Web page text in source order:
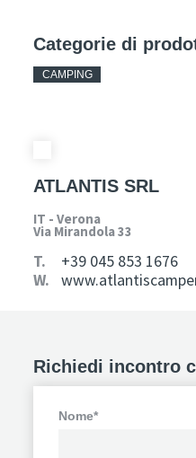
Categorie di
CAMPING
ATLANTIS SRL
IT - Verona
Via Mirandola 33
T.
+39 045 853 1676
W.
Richiedi incontro
Nome*